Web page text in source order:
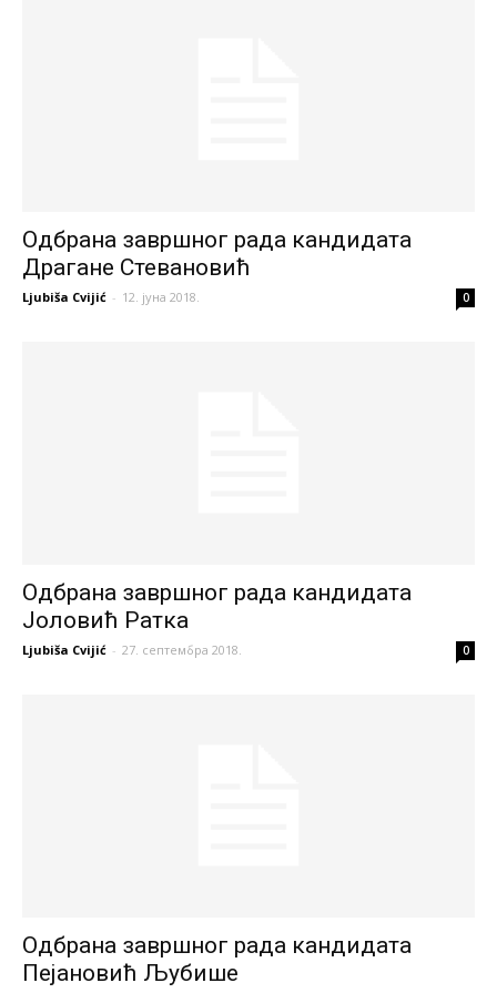
Одбрана завршног рада кандидата
Драгане Стевановић
Ljubiša Cvijić - 12. јуна 2018. 0
Одбрана завршног рада кандидата
Јоловић Ратка
Ljubiša Cvijić - 27. септембра 2018. 0
Oдбрана завршног рада кандидата
Пејановић Љубише